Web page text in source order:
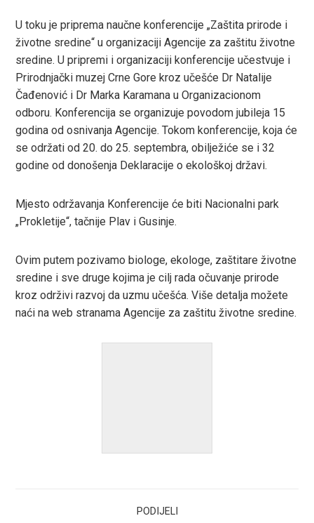
U toku je priprema naučne konferencije „Zaštita prirode i
životne sredine“ u organizaciji Agencije za zaštitu životne
sredine. U pripremi i organizaciji konferencije učestvuje i
Prirodnjački muzej Crne Gore kroz učešće Dr Natalije
Čađenović i Dr Marka Karamana u Organizacionom
odboru. Konferencija se organizuje povodom jubileja 15
godina od osnivanja Agencije. Tokom konferencije, koja će
se održati od 20. do 25. septembra, obilježiće se i 32
godine od donošenja Deklaracije o ekološkoj državi.
Mjesto održavanja Konferencije će biti Nacionalni park
„Prokletije“, tačnije Plav i Gusinje.
Ovim putem pozivamo biologe, ekologe, zaštitare životne
sredine i sve druge kojima je cilj rada očuvanje prirode
kroz održivi razvoj da uzmu učešća. Više detalja možete
naći na web stranama Agencije za zaštitu životne sredine.
PODIJELI